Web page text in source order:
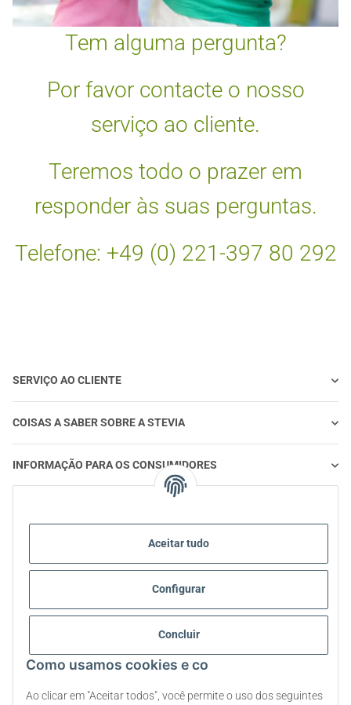
Aceitar tudo
Configurar
Concluir
Como usamos cookies e co
Ao clicar em "Aceitar todos", você permite o uso dos seguintes
Tem alguma pergunta?
Por favor contacte o nosso
serviço ao cliente.
Teremos todo o prazer em
responder às suas perguntas.
Telefone: +49 (0) 221-397 80 292
SERVIÇO AO CLIENTE
COISAS A SABER SOBRE A STEVIA
INFORMAÇÃO PARA OS CONSUMIDORES
STEVIA | PERGUNTAS E RESPOSTAS
STEVIA INFORMAÇÃO SOBRE PRODUTOS